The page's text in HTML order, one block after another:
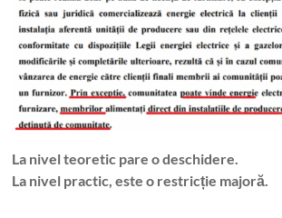
La nivel teoretic pare o deschidere.
La nivel practic, este o restricție majoră.